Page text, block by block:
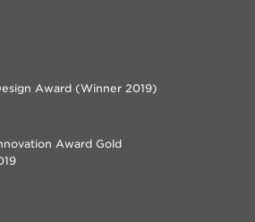
Award (Winner 2019)
Award Gold